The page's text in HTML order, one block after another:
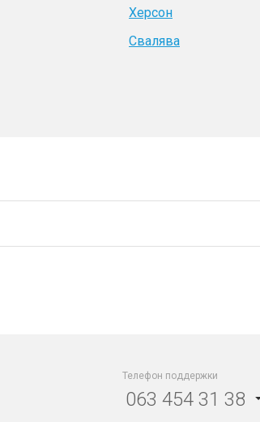
Херсон
Свалява
Телефон поддержки
063 454 31 38